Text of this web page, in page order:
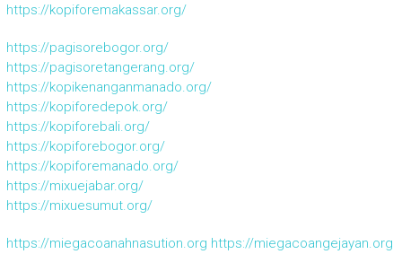
https://kopiforemakassar.org/
https://pagisorebogor.org/
https://pagisoretangerang.org/
https://kopikenanganmanado.org/
https://kopiforedepok.org/
https://kopiforebali.org/
https://kopiforebogor.org/
https://kopiforemanado.org/
https://mixuejabar.org/
https://mixuesumut.org/
https://miegacoanahnasution.org https://miegacoangejayan.org